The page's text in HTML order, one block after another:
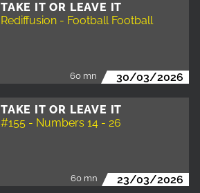
TAKE IT OR LEAVE IT
Rediffusion - Football Football
60 mn 30/03/2026
TAKE IT OR LEAVE IT
#155 - Numbers 14 - 26
60 mn 23/03/2026